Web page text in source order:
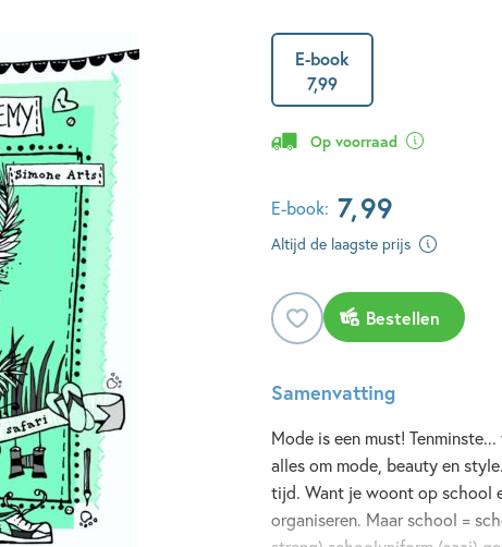
E-book
7,99
Op voorraad
E-book: 7,99
Altijd de laagste prijs
Bestellen
Samenvatting
Mode is een must!
alles om mode, beauty en
tijd. Want je woont op school
organiseren. Maar school =